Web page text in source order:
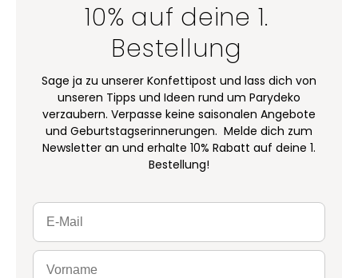
10% auf deine 1.
Bestellung
Sage ja zu unserer Konfettipost und lass dich von
unseren Tipps und Ideen rund um Parydeko
verzaubern. Verpasse keine saisonalen Angebote
und Geburtstagserinnerungen. Melde dich zum
Newsletter an und erhalte 10% Rabatt auf deine 1.
Bestellung!